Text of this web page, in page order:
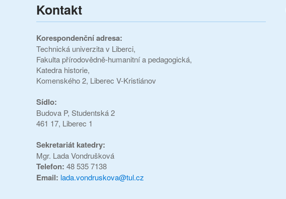
Kontakt
Korespondenční adresa:
Technická univerzita v Liberci,
Fakulta přírodovědně-humanitní a pedagogická,
Katedra historie,
Komenského 2, Liberec V-Kristiánov
Sídlo:
Budova P, Studentská 2
461 17, Liberec 1
Sekretariát katedry:
Mgr. Lada Vondrušková
Telefon: 48 535 7138
Email: lada.vondruskova@tul.cz